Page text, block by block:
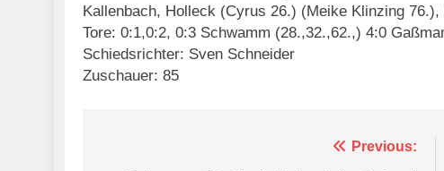
Kallenbach, Holleck (Cyrus 26.) (Meike Klinzing 76.),
Tore: 0:1,0:2, 0:3 Schwamm (28.,32.,62.,) 4:0
Schiedsrichter: Sven Schneider
Zuschauer: 85
Previous: